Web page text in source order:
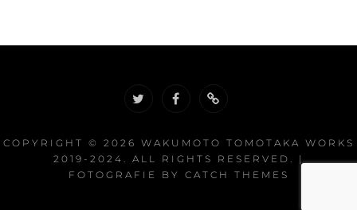
ョ
COPYRIGHT © 2026 WAKUMOTO TOMOTAKA WORKS
2019-2024 . ALL RIGHTS RESERVED. |
FOTOGRAFIE BY CATCH THEMES